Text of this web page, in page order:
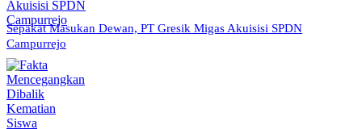
Sepakat Masukan Dewan, PT Gresik Migas Akuisisi SPDN
Campurrejo